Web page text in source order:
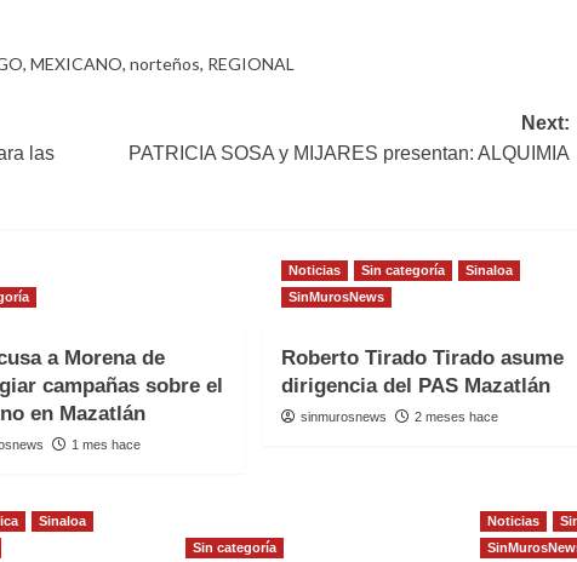
, MEXICANO, norteños, REGIONAL
las
Next:
PATRICIA SOSA y MIJARES presentan: ALQUIMIA
a Morena de
campañas sobre el
en Mazatlán
1 mes hace
Noticias Sin categoría
Sinaloa
SinMurosNews
Roberto Tirado Tirado asume
dirigencia del PAS Mazatlán
sinmurosnews 2 meses hace
Sinaloa
Sin categoría
Noticias